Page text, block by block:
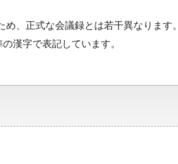
、正式な会議録とは若干異なります。
漢字で表記しています。